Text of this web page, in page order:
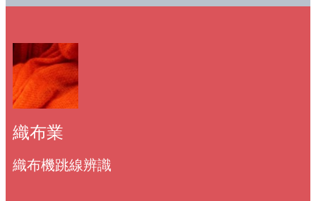
織布業
織布機跳線辨識